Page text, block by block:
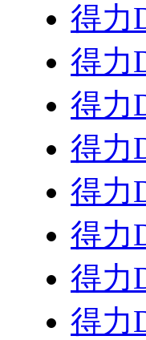
得力
得力
得力
得力
得力
得力
得力
得力